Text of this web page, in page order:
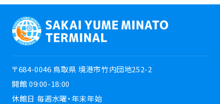
〒684-0046 鳥取県 境港市竹内団地252-2
開館 09:00-18:00
休館日 毎週水曜・年末年始